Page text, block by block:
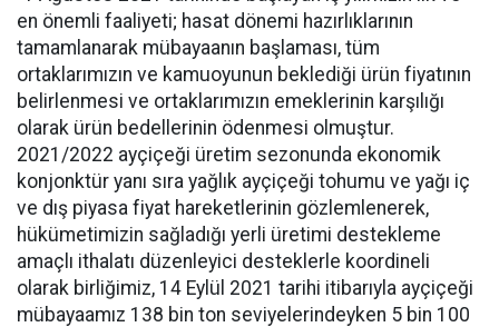
en önemli faaliyeti; hasat dönemi hazırlıklarının
tamamlanarak mübayaanın başlaması, tüm
ortaklarımızın ve kamuoyunun beklediği ürün fiyatının
belirlenmesi ve ortaklarımızın emeklerinin karşılığı
olarak ürün bedellerinin ödenmesi olmuştur.
2021/2022 ayçiçeği üretim sezonunda ekonomik
konjonktür yanı sıra yağlık ayçiçeği tohumu ve yağı iç
ve dış piyasa fiyat hareketlerinin gözlemlenerek,
hükümetimizin sağladığı yerli üretimi destekleme
amaçlı ithalatı düzenleyici desteklerle koordineli
olarak birliğimiz, 14 Eylül 2021 tarihi itibarıyla ayçiçeği
mübayaamız 138 bin ton seviyelerindeyken 5 bin 100